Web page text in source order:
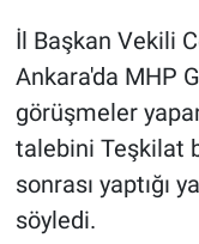
İl Başkan Vekili
Ankara'da MHP
görüşmeler
talebini Teşkilat
sonrası yaptığı
söyledi.